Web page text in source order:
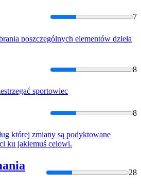
7
poszczególnych elementów dzieła
8
sportowiec
8
której zmiany są podyktowane
ku jakiemuś celowi.
28